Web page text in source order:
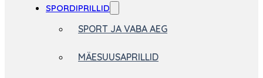
SPORDIPRILLID
SPORT JA VABA AEG
MÄESUUSAPRILLID